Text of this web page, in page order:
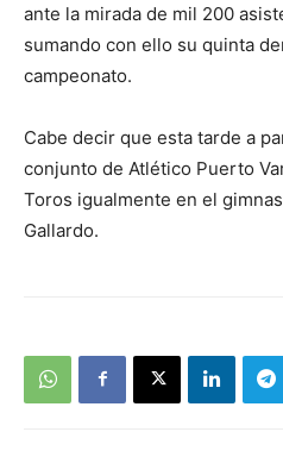
ante la mirada de mil 200
sumando con ello su quinta
campeonato.
Cabe decir que esta tarde a
conjunto de Atlético Puerto
Toros igualmente en el
Gallardo.